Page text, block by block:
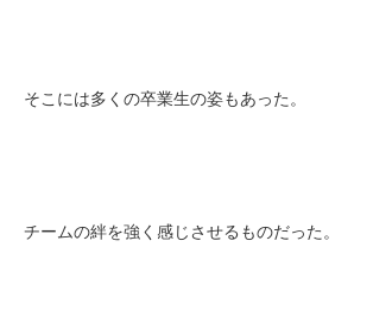
そこには多くの卒業生の姿もあった。
チームの絆を強く感じさせるものだった。